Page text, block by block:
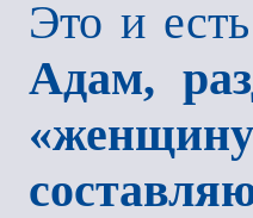
Это и
Адам,